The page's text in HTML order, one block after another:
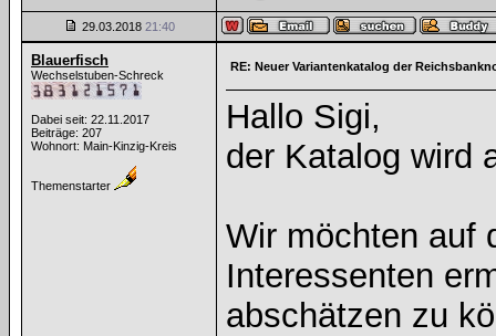
29.03.2018 21:40
Blauerfisch
Wechselstuben-Schreck
Dabei seit: 22.11.2017
Beiträge: 207
Wohnort: Main-Kinzig-Kreis
Themenstarter
RE: Neuer Variantenkatalog der
Hallo Sigi,
der Katalog wird
Wir möchten auf
Interessenten
abschätzen zu